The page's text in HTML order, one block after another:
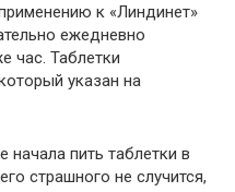
к «Линдинет»
ежедневно
час. Таблетки
указан на
пить таблетки в
страшного не случится,